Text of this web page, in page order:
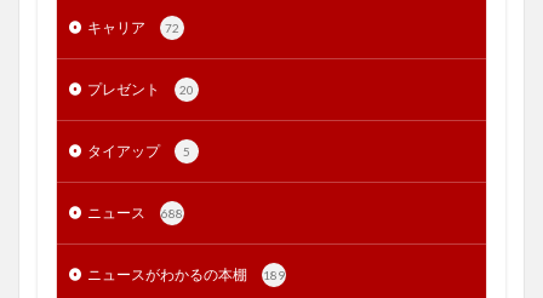
キャリア 72
プレゼント 20
タイアップ 5
ニュース 688
ニュースがわかるの本棚 189